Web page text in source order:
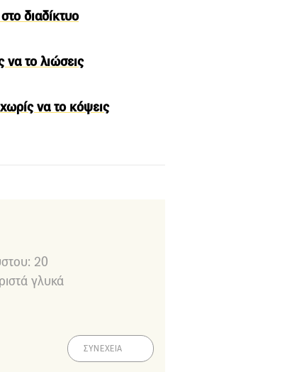
διαδίκτυο
να το λιώσεις
να το κόψεις
20
γλυκά
ΣΥΝΕΧΕΙΑ